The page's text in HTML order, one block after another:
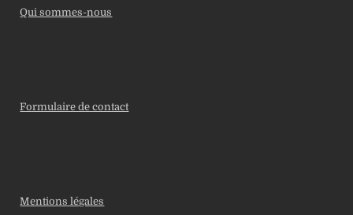
Qui sommes-nous
Formulaire de contact
Mentions légales